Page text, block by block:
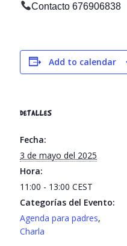
Contacto 676906838
Add to calendar
DETALLES
Fecha:
3 de mayo del 2025
Hora:
11:00 - 13:00CEST
Categorías del Evento:
Agenda para padres,
Charla